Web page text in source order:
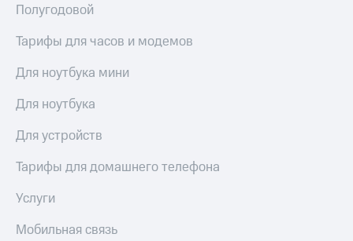
Полугодовой
Тарифы для часов и модемов
Для ноутбука мини
Для ноутбука
Для устройств
Тарифы для домашнего телефона
Услуги
Мобильная связь